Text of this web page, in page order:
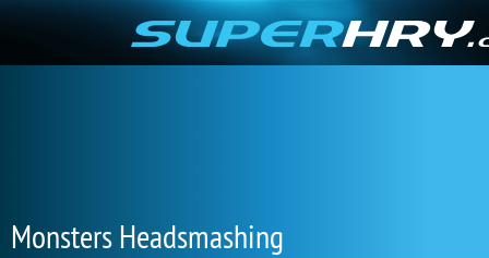
Monsters Headsmashing